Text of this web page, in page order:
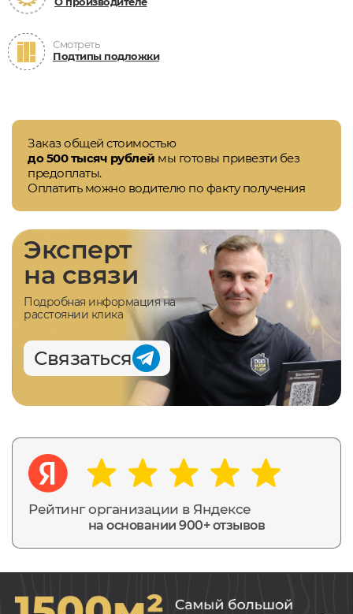
Смотреть
Подтипы подложки
Заказ общей стоимостью
до 500 тысяч рублей мы готовы привезти без
предоплаты.
Оплатить можно водителю по факту получения
Рейтинг организации в Яндексе
на основании 900+ отзывов
Эксперт
на связи
Подробная информация на
расстоянии клика
Связаться